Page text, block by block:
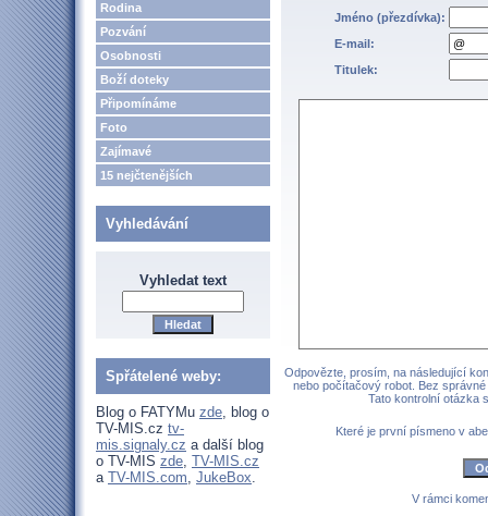
Rodina
Pozvání
Osobnosti
Boží doteky
Připomínáme
Foto
Zajímavé
15 nejčtenějších
Vyhledávání
Vyhledat text
Spřátelené weby:
Blog o FATYMu zde, blog o
TV-MIS.cz tv-
mis.signaly.cz a další blog
o TV-MIS zde, TV-MIS.cz
a TV-MIS.com, JukeBox.
Jméno (přezdívka):
E-mail:
Titulek:
Odpovězte, prosím, na následující
nebo počítačový robot. Bez
Tato kontrolní otázka
Které je první písmeno v
V rámci